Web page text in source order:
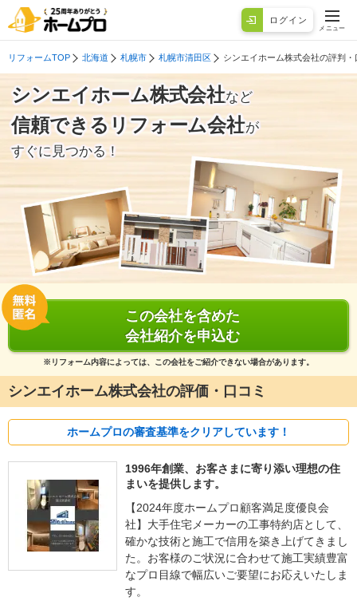
ログイン
メニュー
リフォームTOP 北海道 札幌市 札幌市清田区 シンエイホーム株式会社の評判
シンエイホーム株式会社など
信頼できるリフォーム会社が
すぐに見つかる！
この会社を含めた
会社紹介を申込む
※リフォーム内容によっては、この会社をご紹介できない場合があります。
シンエイホーム株式会社の評価・口コミ
ホームプロの審査基準をクリアしています！
1996年創業、お客さまに寄り添い理想の住
まいを提供します。
【2024年度ホームプロ顧客満足度優良会
社】大手住宅メーカーの工事特約店として、
確かな技術と施工で信用を築き上げてきまし
た。お客様のご状況に合わせて施工実績豊富
なプロ目線で幅広いご要望にお応えいたしま
す。